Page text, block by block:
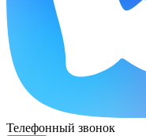
Телефонный звонок